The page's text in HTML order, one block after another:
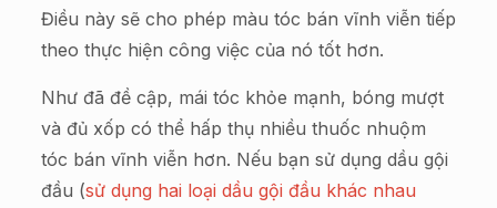
Điều này sẽ cho phép màu tóc bán vĩnh viễn tiếp
theo thực hiện công việc của nó tốt hơn.
Như đã đề cập, mái tóc khỏe mạnh, bóng mượt
và đủ xốp có thể hấp thụ nhiều thuốc nhuộm
tóc bán vĩnh viễn hơn. Nếu bạn sử dụng dầu gội
đầu (sử dụng hai loại dầu gội đầu khác nhau